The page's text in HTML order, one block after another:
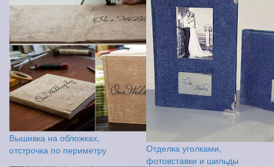
Вышивка на обложках,
отстрочка по периметру
Отделка уголками,
фотовставки и шильды